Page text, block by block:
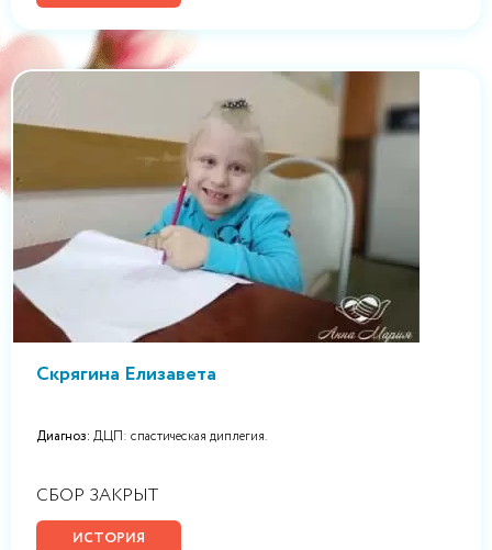
Скрягина Елизавета
Диагноз: ДЦП: спастическая диплегия.
СБОР ЗАКРЫТ
ИСТОРИЯ